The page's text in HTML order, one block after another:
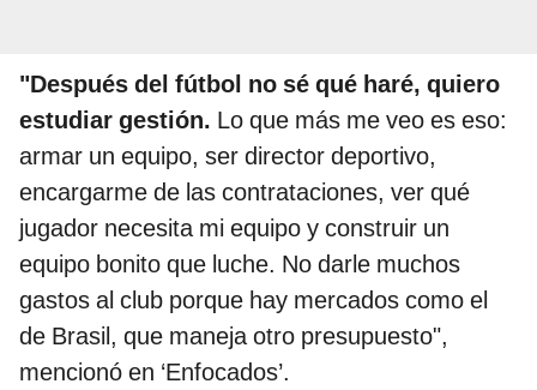
"Después del fútbol no sé qué haré, quiero
estudiar gestión. Lo que más me veo es eso:
armar un equipo, ser director deportivo,
encargarme de las contrataciones, ver qué
jugador necesita mi equipo y construir un
equipo bonito que luche. No darle muchos
gastos al club porque hay mercados como el
de Brasil, que maneja otro presupuesto",
mencionó en ‘Enfocados’.